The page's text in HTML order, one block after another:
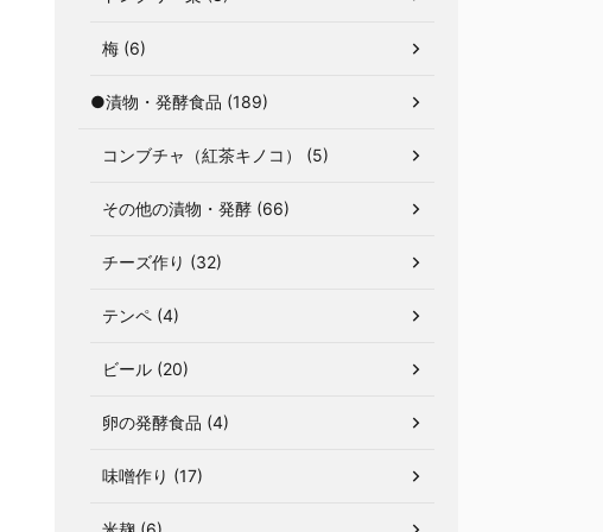
梅 (6)
●漬物・発酵食品 (189)
コンブチャ（紅茶キノコ） (5)
その他の漬物・発酵 (66)
チーズ作り (32)
テンペ (4)
ビール (20)
卵の発酵食品 (4)
味噌作り (17)